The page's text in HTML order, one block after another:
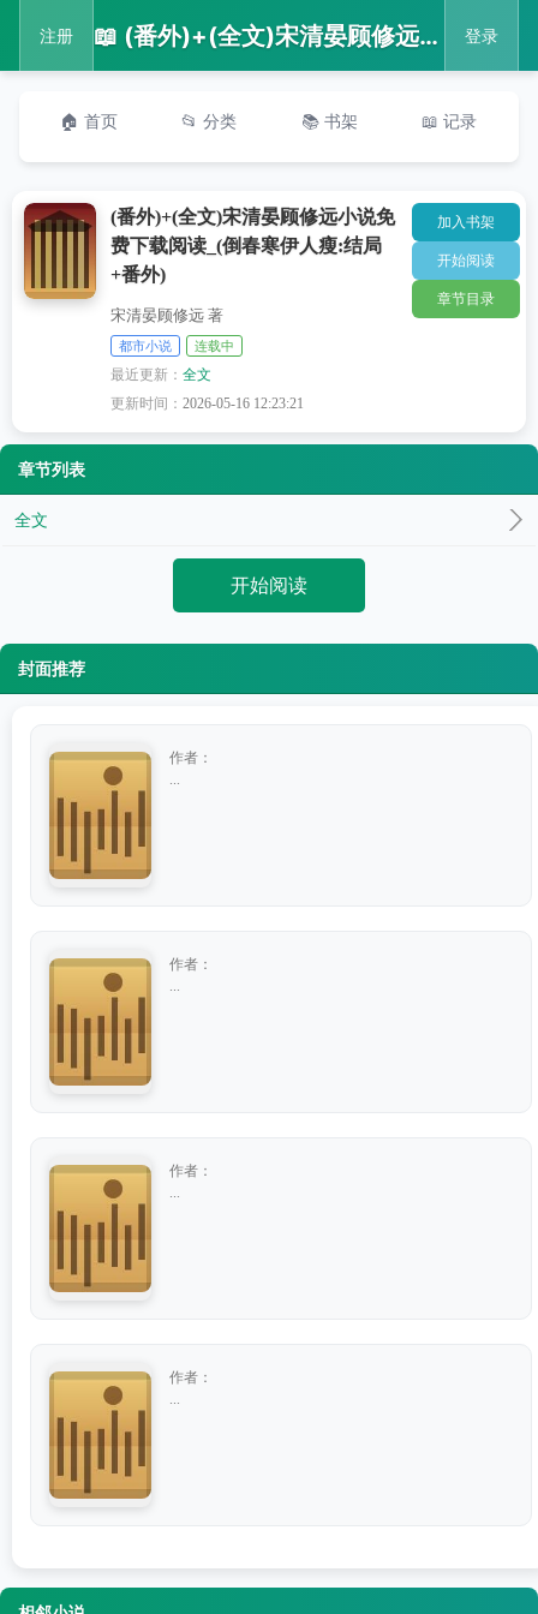
注册 📖 (番外)+(全文)宋清晏顾修远小说免费下载阅读_(倒春寒伊人瘦:结局+番外) 登录
🏠 首页 📂 分类 📚 书架 📖 记录
(番外)+(全文)宋清晏顾修远小说免
费下载阅读_(倒春寒伊人瘦:结局
+番外)
宋清晏顾修远 著
都市小说 连载中
最近更新：全文
更新时间：2026-05-16 12:23:21
加入书架
开始阅读
章节目录
章节列表
全文
开始阅读
封面推荐
作者：
作者：
作者：
作者：